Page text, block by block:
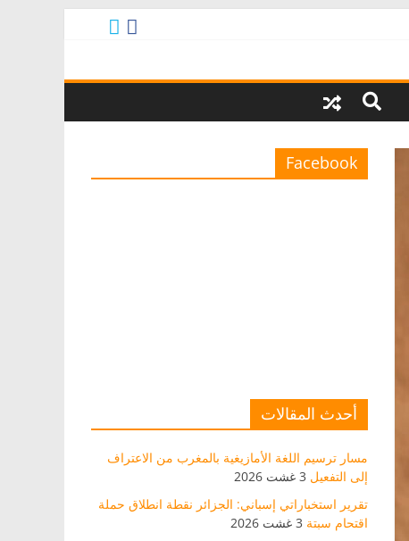
Facebook
أحدث المقالات
مسار ترسيم اللغة الأمازيغية بالمغرب من الاعتراف
إلى التفعيل 3 غشت 2026
تقرير استخباراتي إسباني: الجزائر نقطة انطلاق حملة
اقتحام سبتة 3 غشت 2026